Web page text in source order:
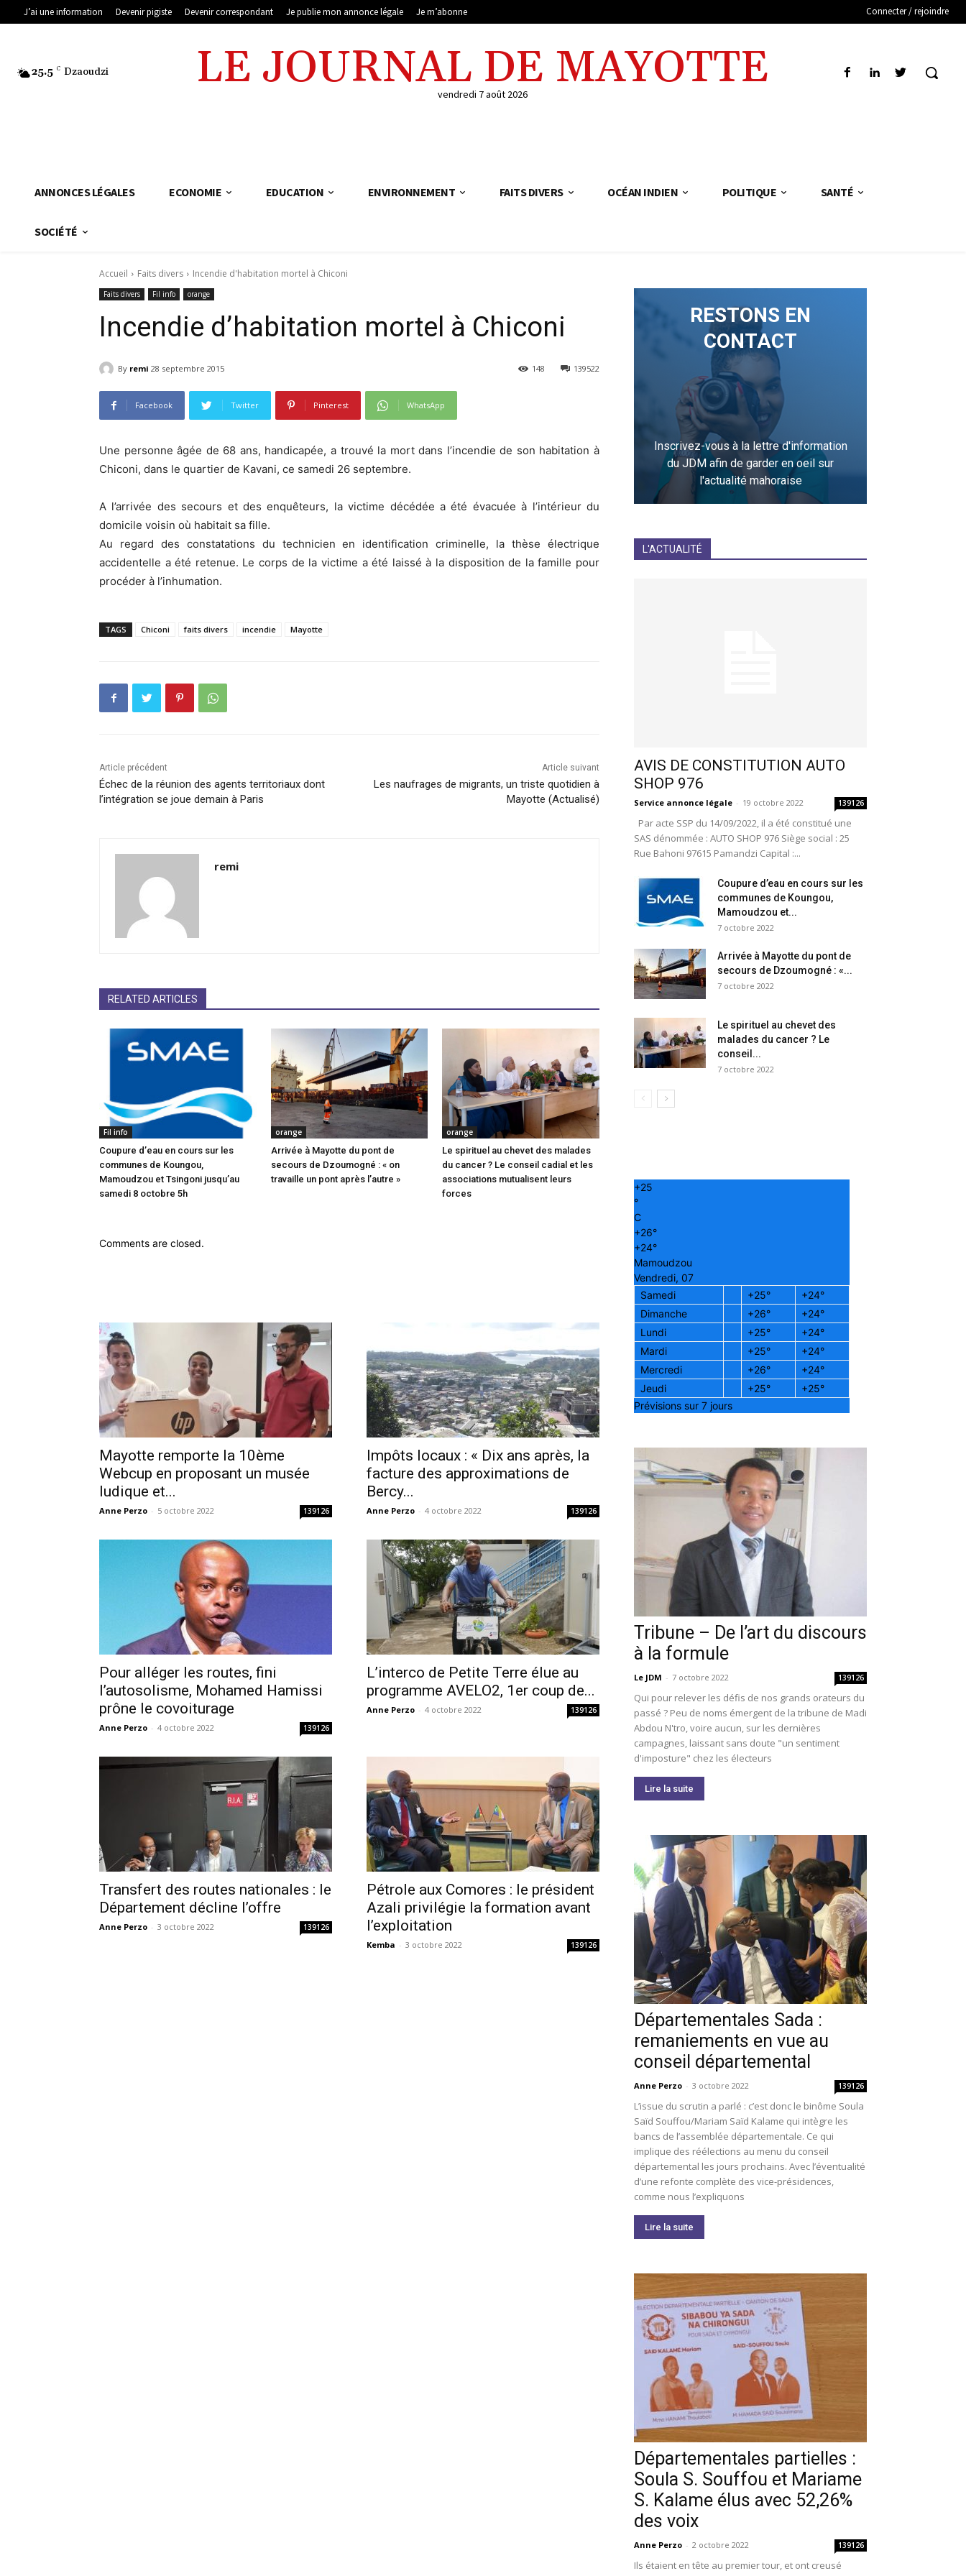
J’ai une information Devenir pigiste Devenir correspondant Je publie mon annonce légale Je m’abonne Connecter / rejoindre
25.5 C Dzaoudzi LE JOURNAL DE MAYOTTE
vendredi 7 août 2026
ANNONCES LÉGALES ECONOMIE EDUCATION ENVIRONNEMENT FAITS DIVERS OCÉAN INDIEN POLITIQUE SANTÉ
SOCIÉTÉ
Accueil Faits divers Incendie d'habitation mortel à Chiconi
Faits divers Fil info orange
Incendie d’habitation mortel à Chiconi
By remi 28 septembre 2015 139522
148
Facebook Twitter Pinterest WhatsApp
Une personne âgée de 68 ans, handicapée, a trouvé la mort dans l’incendie de son habitation à
Chiconi, dans le quartier de Kavani, ce samedi 26 septembre.
A l’arrivée des secours et des enquêteurs, la victime décédée a été évacuée à l’intérieur du
domicile voisin où habitait sa fille.
Au regard des constatations du technicien en identification criminelle, la thèse électrique
accidentelle a été retenue. Le corps de la victime a été laissé à la disposition de la famille pour
procéder à l’inhumation.
TAGS Chiconi faits divers incendie Mayotte
Article précédent
Échec de la réunion des agents territoriaux dont
l’intégration se joue demain à Paris
Article suivant
Les naufrages de migrants, un triste quotidien à
Mayotte (Actualisé)
remi
RELATED ARTICLES
Fil info
Coupure d’eau en cours sur les
communes de Koungou,
Mamoudzou et Tsingoni jusqu’au
samedi 8 octobre 5h
orange
Arrivée à Mayotte du pont de
secours de Dzoumogné : « on
travaille un pont après l’autre »
orange
Le spirituel au chevet des malades
du cancer ? Le conseil cadial et les
associations mutualisent leurs
forces
Comments are closed.
Mayotte remporte la 10ème
Webcup en proposant un musée
ludique et...
Anne Perzo - 5 octobre 2022 139126
Impôts locaux : « Dix ans après, la
facture des approximations de
Bercy...
Anne Perzo - 4 octobre 2022 139126
Pour alléger les routes, fini
l’autosolisme, Mohamed Hamissi
prône le covoiturage
Anne Perzo - 4 octobre 2022 139126
L’interco de Petite Terre élue au
programme AVELO2, 1er coup de...
Anne Perzo - 4 octobre 2022 139126
Transfert des routes nationales : le
Département décline l’offre
Anne Perzo - 3 octobre 2022 139126
Pétrole aux Comores : le président
Azali privilégie la formation avant
l’exploitation
Kemba - 3 octobre 2022 139126
RESTONS EN
CONTACT
Inscrivez-vous à la lettre d'information
du JDM afin de garder en oeil sur
l'actualité mahoraise
L'ACTUALITÉ
AVIS DE CONSTITUTION AUTO
SHOP 976
Service annonce légale - 19 octobre 2022 139126
Par acte SSP du 14/09/2022, il a été constitué une
SAS dénommée : AUTO SHOP 976 Siège social : 25
Rue Bahoni 97615 Pamandzi Capital :...
Coupure d’eau en cours sur les
communes de Koungou,
Mamoudzou et...
7 octobre 2022
Arrivée à Mayotte du pont de
secours de Dzoumogné : «...
7 octobre 2022
Le spirituel au chevet des
malades du cancer ? Le
conseil...
7 octobre 2022
+25
°
C
+26°
+24°
Mamoudzou
Vendredi, 07
Samedi
+25° +24°
Dimanche
+26° +24°
Lundi
+25° +24°
Mardi
+25° +24°
Mercredi
+26° +24°
Jeudi
+25° +25°
Prévisions sur 7 jours
Tribune – De l’art du discours
à la formule
Le JDM - 7 octobre 2022 139126
Qui pour relever les défis de nos grands orateurs du
passé ? Peu de noms émergent de la tribune de Madi
Abdou N'tro, voire aucun, sur les dernières
campagnes, laissant sans doute "un sentiment
d'imposture" chez les électeurs
Lire la suite
Départementales Sada :
remaniements en vue au
conseil départemental
Anne Perzo - 3 octobre 2022 139126
L’issue du scrutin a parlé : c’est donc le binôme Soula
Saïd Souffou/Mariam Saïd Kalame qui intègre les
bancs de l’assemblée départementale. Ce qui
implique des réélections au menu du conseil
départemental les jours prochains. Avec l’éventualité
d’une refonte complète des vice-présidences,
comme nous l’expliquons
Lire la suite
Départementales partielles :
Soula S. Souffou et Mariame
S. Kalame élus avec 52,26%
des voix
Anne Perzo - 2 octobre 2022 139126
Ils étaient en tête au premier tour, et ont creusé